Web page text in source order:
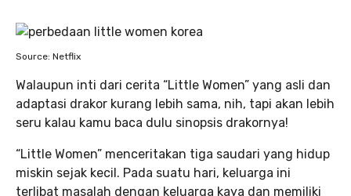
Source: Netflix
Walaupun inti dari cerita “Little Women” yang asli dan
adaptasi drakor kurang lebih sama, nih, tapi akan lebih
seru kalau kamu baca dulu sinopsis drakornya!
“Little Women” menceritakan tiga saudari yang hidup
miskin sejak kecil. Pada suatu hari, keluarga ini
terlibat masalah dengan keluarga kaya dan memiliki